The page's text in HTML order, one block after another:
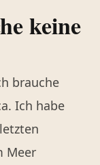
keine
brauche
Ich habe
Meer